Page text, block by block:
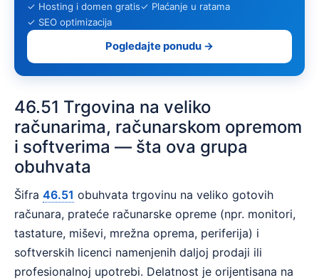
✓ Hosting i domen gratis✓ Plaćanje u ratama
✓ SEO optimizacija
Pogledajte ponudu →
46.51 Trgovina na veliko
računarima, računarskom opremom
i softverima — šta ova grupa
obuhvata
Šifra 46.51 obuhvata trgovinu na veliko gotovih
računara, prateće računarske opreme (npr. monitori,
tastature, miševi, mrežna oprema, periferija) i
softverskih licenci namenjenih daljoj prodaji ili
profesionalnoj upotrebi. Delatnost je orijentisana na